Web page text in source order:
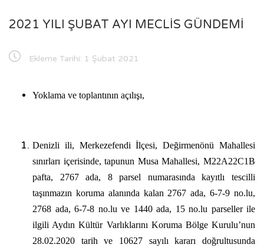
2021 YILI ŞUBAT AYI MECLİS GÜNDEMİ
Ekleme Tarihi: 1 Şubat 2021
Yoklama ve toplantının açılışı,
Denizli ili, Merkezefendi İlçesi, Değirmenönü Mahallesi
sınırları içerisinde, tapunun Musa Mahallesi, M22A22C1B
pafta, 2767 ada, 8 parsel numarasında kayıtlı tescilli
taşınmazın koruma alanında kalan 2767 ada, 6-7-9 no.lu,
2768 ada, 6-7-8 no.lu ve 1440 ada, 15 no.lu parseller ile
ilgili Aydın Kültür Varlıklarını Koruma Bölge Kurulu’nun
28.02.2020 tarih ve 10627 sayılı kararı doğrultusunda